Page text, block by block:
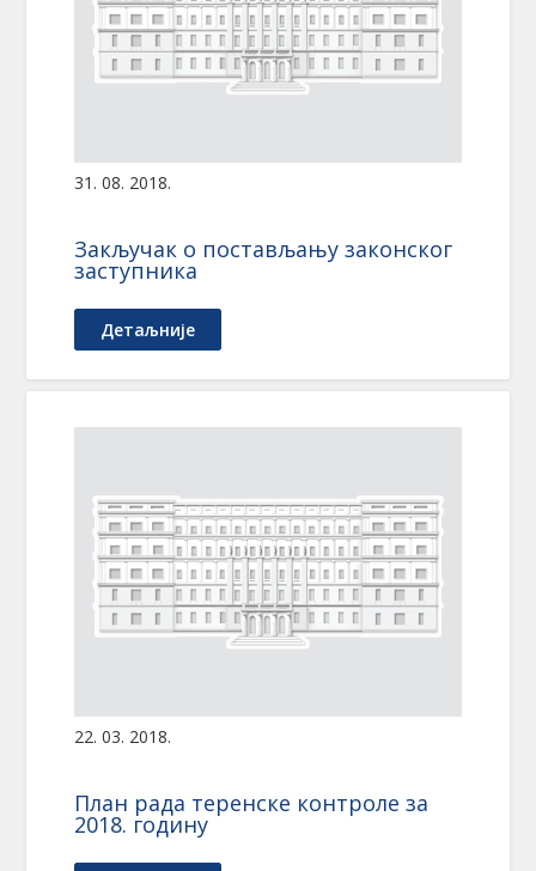
31. 08. 2018.
Закључак о постављању законског
заступника
Детаљније
22. 03. 2018.
План рада теренске контроле за
2018. годину